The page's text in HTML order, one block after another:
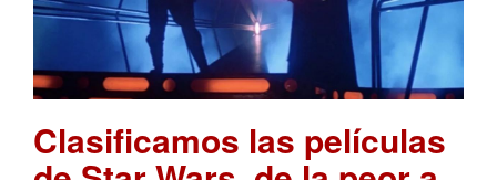
Clasificamos las películas